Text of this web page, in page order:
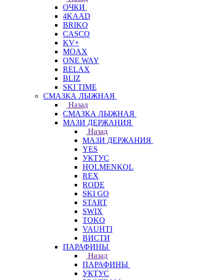
ОЧКИ
4KAAD
BRIKO
CASCO
KV+
MOAX
ONE WAY
RELAX
BLIZ
SKI TIME
СМАЗКА ЛЫЖНАЯ
Назад
СМАЗКА ЛЫЖНАЯ
МАЗИ ДЕРЖАНИЯ
Назад
МАЗИ ДЕРЖАНИЯ
YES
УКТУС
HOLMENKOL
REX
RODE
SKI GO
START
SWIX
TOKO
VAUHTI
ВИСТИ
ПАРАФИНЫ
Назад
ПАРАФИНЫ
УКТУС